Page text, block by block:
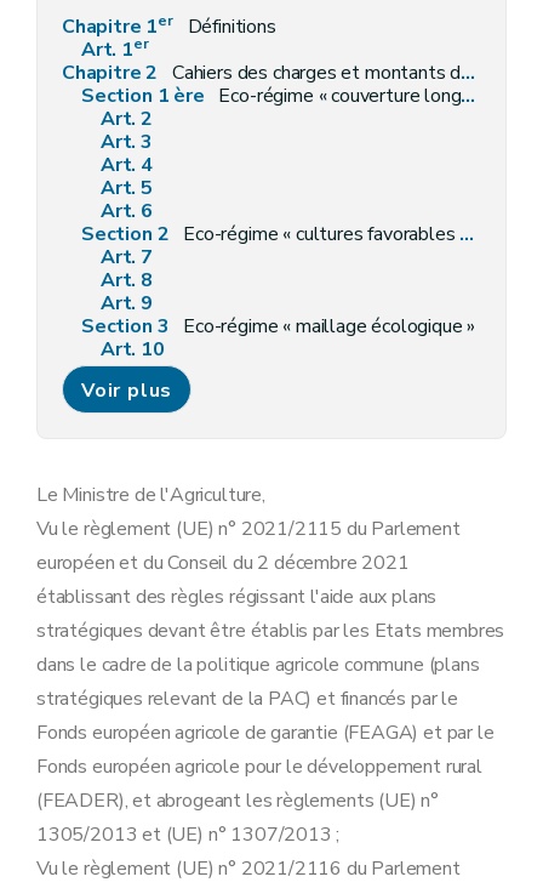
Chapitre 1er
Définitions
Art. 1er
Chapitre 2 Cahiers des charges et montants de l'aide aux éco-régimes
Section 1 ère Eco-régime « couverture longue du sol »
Art. 2
Art. 3
Art. 4
Art. 5
Art. 6
Section 2 Eco-régime « cultures favorables à l'environnement »
Art. 7
Art. 8
Art. 9
Section 3
Eco-régime « maillage écologique »
Art. 10
Art. 11
Art. 12
Art. 13
Art. 15
Art. 17
Art. 18
Art. 19
Art. 20
Art. 21
Chapitre 3 Disposition finale
Art. 22
Annexe 1
Annexe 2
Voir plus
Le Ministre de l'Agriculture,
Vu le règlement (UE) n° 2021/2115 du Parlement
européen et du Conseil du 2 décembre 2021
établissant des règles régissant l'aide aux plans
stratégiques devant être établis par les Etats membres
dans le cadre de la politique agricole commune (plans
stratégiques relevant de la PAC) et financés par le
Fonds européen agricole de garantie (FEAGA) et par le
Fonds européen agricole pour le développement rural
(FEADER), et abrogeant les règlements (UE) n°
1305/2013 et (UE) n° 1307/2013 ;
Vu le règlement (UE) n° 2021/2116 du Parlement